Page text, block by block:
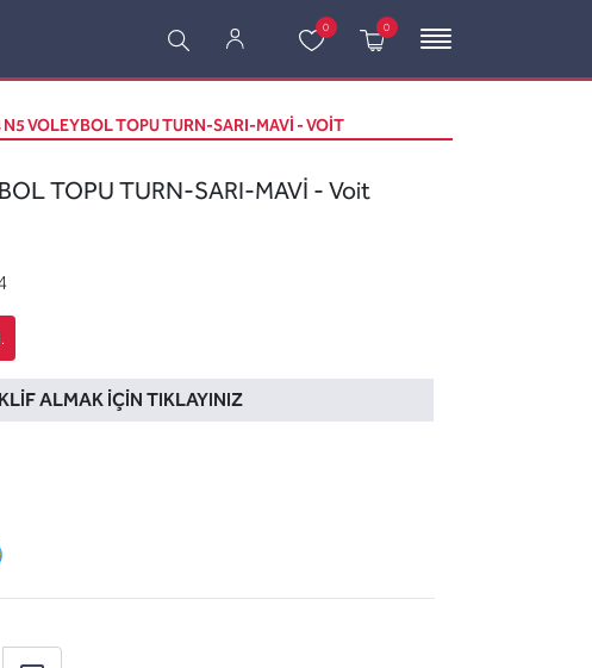
0 0
VOLEYBOL TOPU TURN-SARI-MAVİ - VOIT
TOPU TURN-SARI-MAVİ - Voit
ALMAK İÇIN TIKLAYINIZ